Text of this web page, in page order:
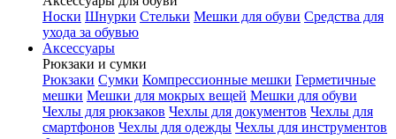
Носки Шнурки Стельки Мешки для обуви Средства для
ухода за обувью
Аксессуары
Рюкзаки и сумки
Рюкзаки Сумки Компрессионные мешки Герметичные
мешки Мешки для мокрых вещей Мешки для обуви
Чехлы для рюкзаков Чехлы для документов Чехлы для
смартфонов Чехлы для одежды Чехлы для инструментов